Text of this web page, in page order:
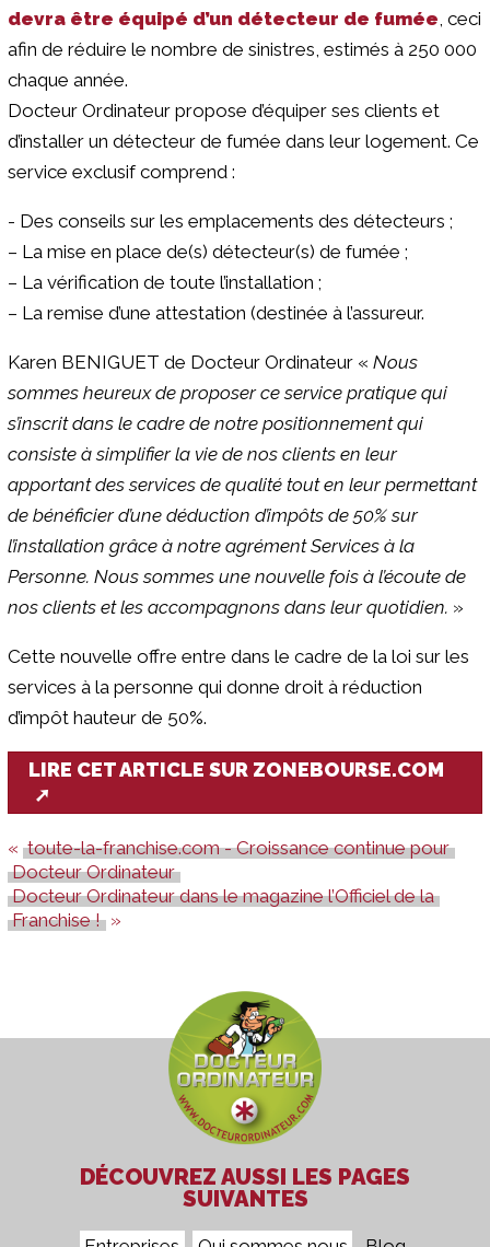
devra être équipé d’un détecteur de fumée , ceci
afin de réduire le nombre de sinistres, estimés à 250 000
chaque année.
Docteur Ordinateur propose d’équiper ses clients et
d’installer un détecteur de fumée dans leur logement. Ce
service exclusif comprend :
- Des conseils sur les emplacements des détecteurs ;
– La mise en place de(s) détecteur(s) de fumée ;
– La vérification de toute l’installation ;
– La remise d’une attestation (destinée à l’assureur.
Karen BENIGUET de Docteur Ordinateur « Nous
sommes heureux de proposer ce service pratique qui
s’inscrit dans le cadre de notre positionnement qui
consiste à simplifier la vie de nos clients en leur
apportant des services de qualité tout en leur permettant
de bénéficier d’une déduction d’impôts de 50% sur
l’installation grâce à notre agrément Services à la
Personne. Nous sommes une nouvelle fois à l’écoute de
nos clients et les accompagnons dans leur quotidien. »
Cette nouvelle offre entre dans le cadre de la loi sur les
services à la personne qui donne droit à réduction
d’impôt hauteur de 50%.
LIRE CET ARTICLE SUR ZONEBOURSE.COM
toute-la-franchise.com - Croissance continue pour
Docteur Ordinateur
Docteur Ordinateur dans le magazine l’Officiel de la
Franchise !
DÉCOUVREZ AUSSI LES PAGES
SUIVANTES